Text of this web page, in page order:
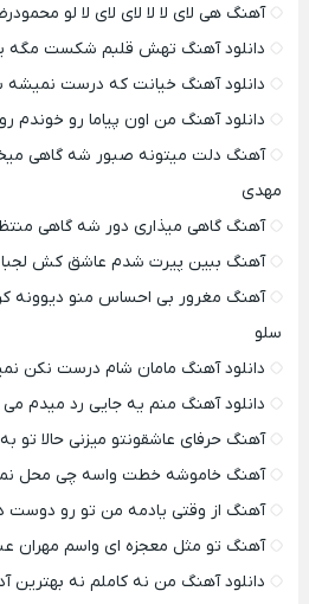
آهنگ هی لای لا لا لای لای لا لو
دانلود آهنگ تهش قلبم شکست مگه
دانلود آهنگ خیانت که درست نمیشه
دانلود آهنگ من اون پیاما رو خوندم
آهنگ دلت میتونه صبور شه گاهی
مهدی
آهنگ گاهی میذاری دور شه گاهی
آهنگ ببین پیرت شدم عاشق کش
آهنگ مغرور بی احساس منو دیوونه
سلو
دانلود آهنگ مامان شام درست نکن
دانلود آهنگ منم یه جایی رد میدم می
آهنگ حرفای عاشقونتو میزنی حالا تو
آهنگ خاموشه خطت واسه چی محل
آهنگ از وقتی یادمه من تو رو دوست
آهنگ تو مثل معجزه ای واسم مهران
دانلود آهنگ من نه کاملم نه بهترین